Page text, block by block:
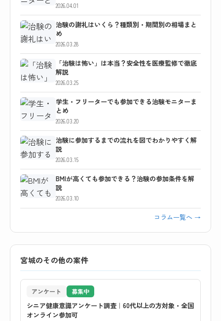
2026.04.01
治験の謝礼はいくら？種類別・期間別の相場まと
め
2026.03.28
「治験は怖い」は本当？安全性を医療監修で徹底
解説
2026.03.25
学生・フリーターでも参加できる治験モニターま
とめ
2026.03.20
治験に参加するまでの流れを図でわかりやすく解
説
2026.03.15
BMIが高くても参加できる？治験の参加条件を解
説
2026.03.10
コラム一覧へ →
宮城のその他の案件
アンケート 募集中
シニア健康意識アンケート調査｜60代以上の方対象・全国
オンライン参加可